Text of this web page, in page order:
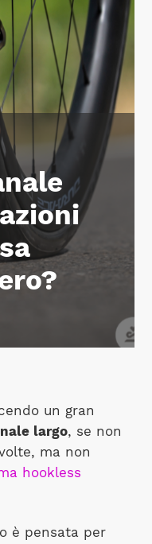
un gran
largo, se non
ma non
hookless
è pensata per